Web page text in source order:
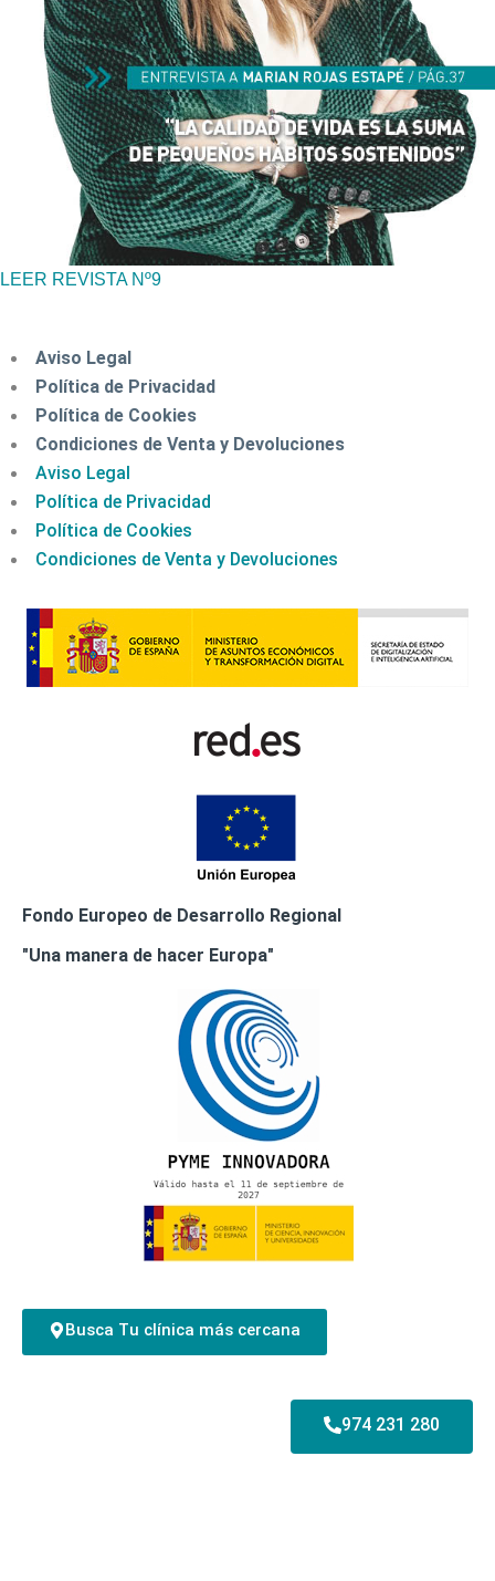
LEER REVISTA Nº9
Aviso Legal
Política de Privacidad
Política de Cookies
Condiciones de Venta y Devoluciones
Aviso Legal
Política de Privacidad
Política de Cookies
Condiciones de Venta y Devoluciones
Fondo Europeo de Desarrollo Regional
"Una manera de hacer Europa"
Busca Tu clínica más cercana
974 231 280